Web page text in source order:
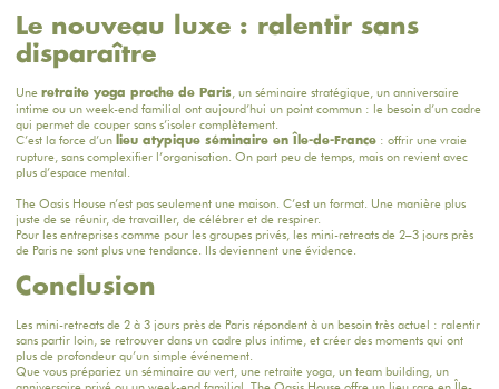
Le nouveau luxe : ralentir sans
disparaître
Une retraite yoga proche de Paris, un séminaire stratégique, un anniversaire
intime ou un week-end familial ont aujourd’hui un point commun : le besoin d’un cadre
qui permet de couper sans s’isoler complètement.
C’est la force d’un lieu atypique séminaireen Île-de-France: offrir une vraie
rupture, sans complexifier l’organisation. On part peu de temps, mais on revient avec
plus d’espace mental.
The Oasis Housen’est pas seulement une maison. C’est un format. Une manière plus
juste de se réunir, de travailler, de célébrer et de respirer.
Pour les entreprises comme pour les groupes privés, les mini-retreats de 2–3 jours près
de Paris ne sont plus une tendance. Ils deviennent une évidence.
Conclusion
Les mini-retreats de 2 à 3 jours près de Paris répondent à un besoin très actuel : ralentir
sans partir loin, se retrouver dans un cadre plus intime, et créer des moments qui ont
plus de profondeur qu’un simple événement.
Que vous prépariez un séminaireau vert, une retraite yoga, un team building, un